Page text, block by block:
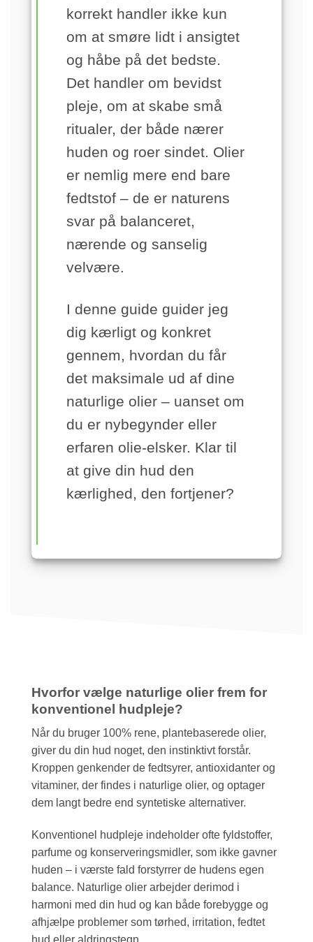
korrekt handler ikke kun
om at smøre lidt i ansigtet
og håbe på det bedste.
Det handler om bevidst
pleje, om at skabe små
ritualer, der både nærer
huden og roer sindet. Olier
er nemlig mere end bare
fedtstof – de er naturens
svar på balanceret,
nærende og sanselig
velvære.
I denne guide guider jeg
dig kærligt og konkret
gennem, hvordan du får
det maksimale ud af dine
naturlige olier – uanset om
du er nybegynder eller
erfaren olie-elsker. Klar til
at give din hud den
kærlighed, den fortjener?
Hvorfor vælge naturlige olier frem for
konventionel hudpleje?
Når du bruger 100% rene, plantebaserede olier,
giver du din hud noget, den instinktivt forstår.
Kroppen genkender de fedtsyrer, antioxidanter og
vitaminer, der findes i naturlige olier, og optager
dem langt bedre end syntetiske alternativer.
Konventionel hudpleje indeholder ofte fyldstoffer,
parfume og konserveringsmidler, som ikke gavner
huden – i værste fald forstyrrer de hudens egen
balance. Naturlige olier arbejder derimod i
harmoni med din hud og kan både forebygge og
afhjælpe problemer som tørhed, irritation, fedtet
hud eller aldringstegn.